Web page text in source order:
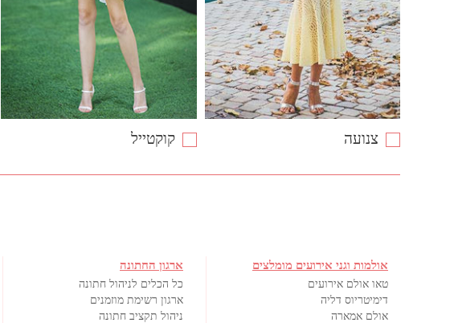
צנועה קוקטייל
אולמות וגני אירועים מומלצים
טאו אולם אירועים
דימיטריוס דליה
אולם אמארה
ארגון החתונה
כל הכלים לניהול חתונה
ארגון רשימת מוזמנים
ניהול תקציב חתונה